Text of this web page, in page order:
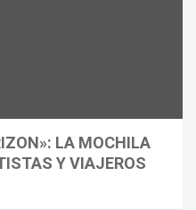
LA MOCHILA
Y VIAJEROS